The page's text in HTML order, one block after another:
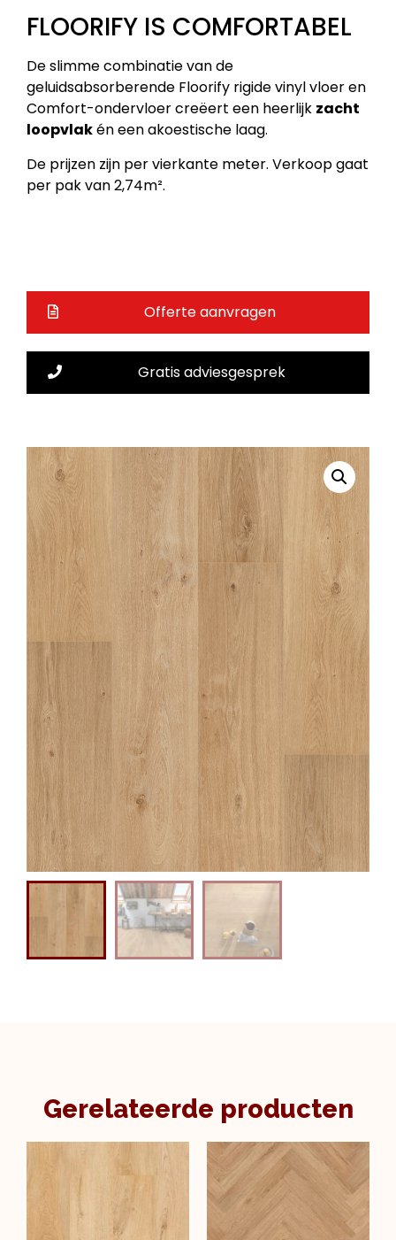
FLOORIFY IS COMFORTABEL
De slimme combinatie van de
geluidsabsorberende Floorify rigide vinyl vloer en
Comfort-ondervloer creëert een heerlijk zacht
loopvlakén een akoestische laag.
De prijzen zijn per vierkante meter. Verkoop gaat
per pak van 2,74m².
Offerte aanvragen
Gratis adviesgesprek
Gerelateerde producten